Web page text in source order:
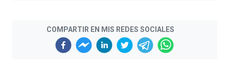
COMPARTIR EN MIS REDES SOCIALES